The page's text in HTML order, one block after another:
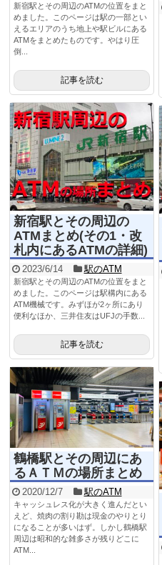
新宿駅とその周辺のATMの位置をまと
めました。このページは駅の一部とい
えるエリアのうち地上や駅ビルにある
ATMをまとめたものです。やはり圧
倒...
記事を読む
新宿駅とその周辺の
ATMまとめ(その1・改
札内にあるATMの詳細)
2023/6/14 駅のATM
新宿駅とその周辺のATMの位置をまと
めました。このページは駅構内にある
ATM機械です。みずほが2ヶ所にあり
便利なほか、三井住友はUFJの手数...
記事を読む
鶴橋駅とその周辺にあ
るＡＴＭの場所まとめ
2020/12/7 駅のATM
キャッシュレス化が大きく進んだとい
えど、焼肉の割り勘は現金のやりとり
になることが多いはず。しかし鶴橋駅
周辺は昭和的な雑多さが残りどこに
ATM...